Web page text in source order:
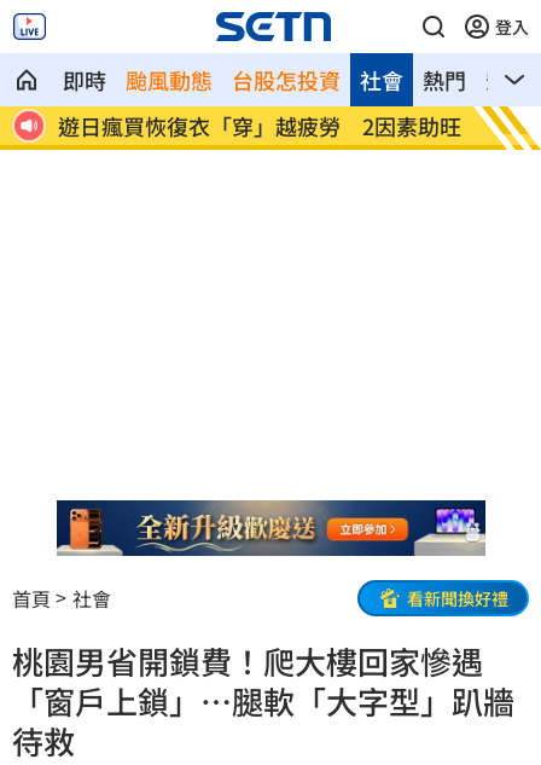
登入
即時 颱風動態 台股怎投資 熱門 影音
社會
勞 2因素助旺 煮菜遭婆婆罵！尫勸別計較 人妻嘆像
傭
首頁 社會 看新聞換好禮
桃園男省開鎖費！爬大樓回家慘遇
「窗戶上鎖」…腿軟「大字型」趴牆
待救